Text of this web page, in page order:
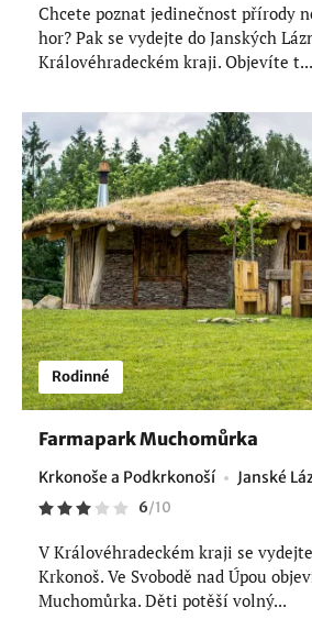
Chcete poznat jedinečnost přírody
hor? Pak se vydejte do Janských
Královéhradeckém kraji. Objevíte t...
Rodinné
Farmapark Muchomůrka
Krkonoše a Podkrkonoší Janské
6/10
V Královéhradeckém kraji se
Krkonoš. Ve Svobodě nad Úpou
Muchomůrka. Děti potěší volný...